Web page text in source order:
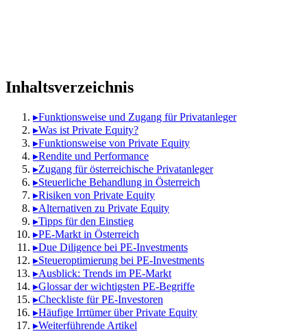
Inhaltsverzeichnis
▸Funktionsweise und Zugang für Privatanleger
▸Was ist Private Equity?
▸Funktionsweise von Private Equity
▸Rendite und Performance
▸Zugang für österreichische Privatanleger
▸Steuerliche Behandlung in Österreich
▸Risiken von Private Equity
▸Alternativen zu Private Equity
▸Tipps für den Einstieg
▸PE-Markt in Österreich
▸Due Diligence bei PE-Investments
▸Steueroptimierung bei PE-Investments
▸Ausblick: Trends im PE-Markt
▸Glossar der wichtigsten PE-Begriffe
▸Checkliste für PE-Investoren
▸Häufige Irrtümer über Private Equity
▸Weiterführende Artikel